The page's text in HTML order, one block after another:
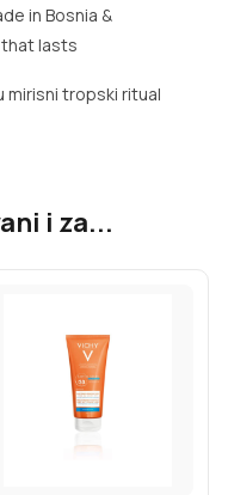
in Bosnia &
lasts
mirisni tropski ritual
i za...